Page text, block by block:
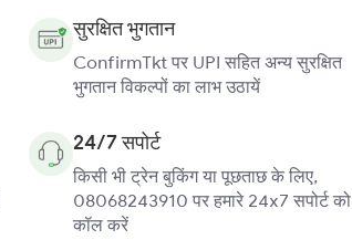
सुरक्षित भुगतान
ConfirmTkt पर UPI सहित अन्य सुरक्षित
भुगतान विकल्पों का लाभ उठायें
24/7 सपोर्ट
किसी भी ट्रेन बुकिंग या पूछताछ के लिए,
08068243910 पर हमारे 24x7 सपोर्ट को
कॉल करें